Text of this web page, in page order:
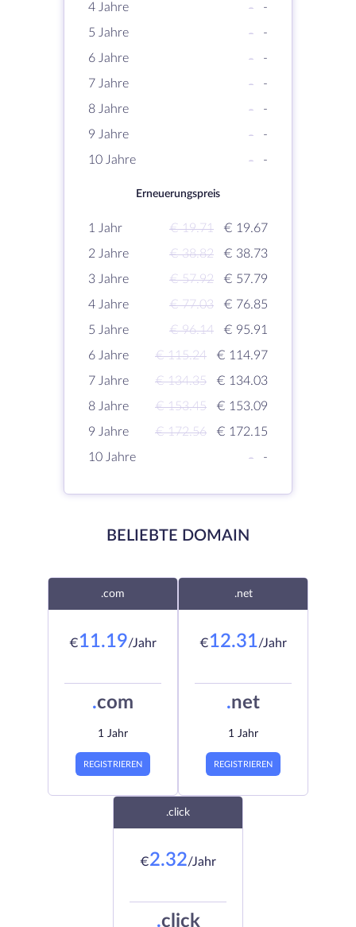
4 Jahre
-
-
5 Jahre
-
-
6 Jahre
-
-
7 Jahre
-
-
8 Jahre
-
-
9 Jahre
-
-
10 Jahre
- -
Erneuerungspreis
1 Jahr € 19.71
€ 19.67
2 Jahre
€ 38.82
€ 38.73
3 Jahre
€ 57.92
€ 57.79
4 Jahre
€ 77.03
€ 76.85
5 Jahre
€ 96.14
€ 95.91
6 Jahre
€ 115.24
€ 114.97
7 Jahre
€ 134.35
€ 134.03
8 Jahre
€ 153.45
€ 153.09
9 Jahre
€ 172.56
€ 172.15
10 Jahre
- -
BELIEBTE DOMAIN
.com
€11.19/Jahr
.com
1 Jahr
REGISTRIEREN
.net
€12.31/Jahr
.net
1 Jahr
REGISTRIEREN
.click
€2.32/Jahr
.click